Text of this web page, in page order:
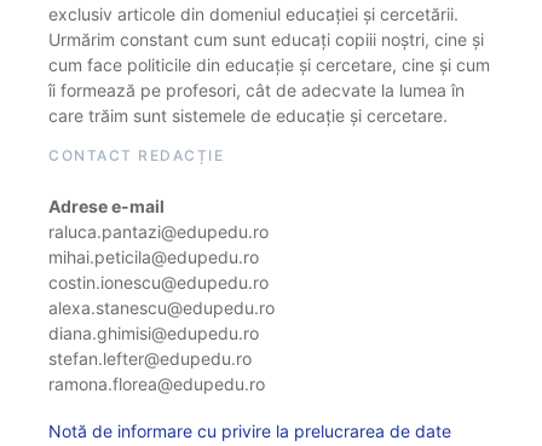
exclusiv articole din domeniul educației și cercetării.
Urmărim constant cum sunt educați copiii noștri, cine și
cum face politicile din educație și cercetare, cine și cum
îi formează pe profesori, cât de adecvate la lumea în
care trăim sunt sistemele de educație și cercetare.
CONTACT REDACȚIE
Adrese e-mail
raluca.pantazi@edupedu.ro
mihai.peticila@edupedu.ro
costin.ionescu@edupedu.ro
alexa.stanescu@edupedu.ro
diana.ghimisi@edupedu.ro
stefan.lefter@edupedu.ro
ramona.florea@edupedu.ro
Notă de informare cu privire la prelucrarea de date